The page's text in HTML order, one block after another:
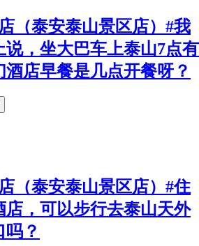
（泰安泰山景区店）#我
说，坐大巴车上泰山7点有
酒店早餐是几点开餐呀？
（泰安泰山景区店）#住
店，可以步行去泰山天外
吗？